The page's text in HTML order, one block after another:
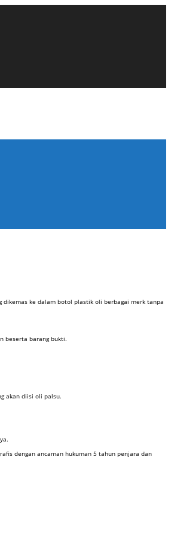
dikemas ke dalam botol plastik oli berbagai merk tanpa
beserta barang bukti.
akan diisi oli palsu.
dengan ancaman hukuman 5 tahun penjara dan